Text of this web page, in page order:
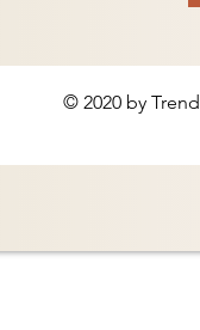
© 2020 by